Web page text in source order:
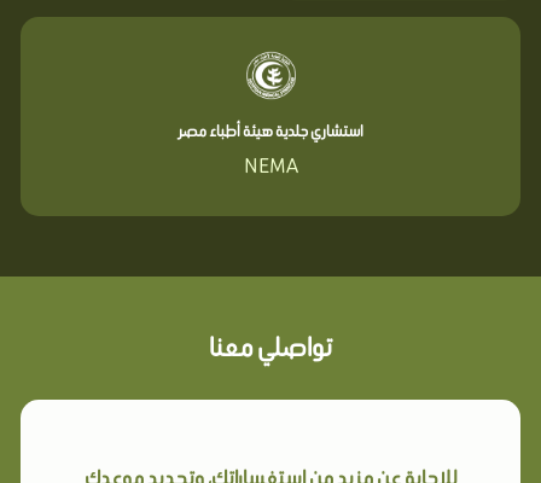
استشاري جلدية هيئة أطباء مصر
NEMA
تواصلي معنا